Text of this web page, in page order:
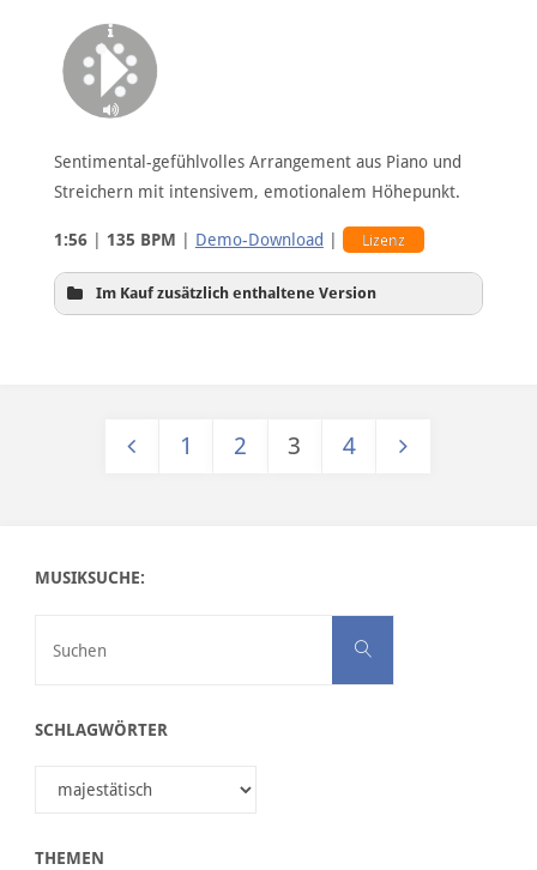
Sentimental-gefühlvolles Arrangement aus Piano und
Streichern mit intensivem, emotionalem Höhepunkt.
1:56| 135 BPM | Demo-Download | Lizenz
Im Kauf zusätzlich enthaltene Version
1 2 3 4
MUSIKSUCHE:
Suchen
SCHLAGWÖRTER
THEMEN